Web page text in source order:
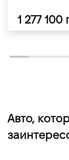
1 277 100
Авто,